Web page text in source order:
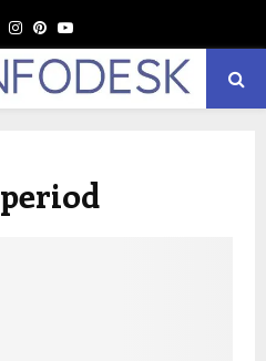
Instagram
Pinterest
Youtube